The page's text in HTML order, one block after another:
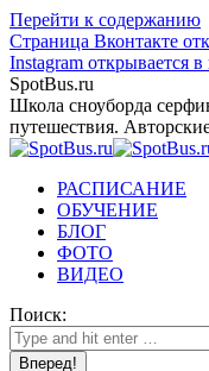
Перейти к содержанию
Страница Вконтакте
Instagram открывается
SpotBus.ru
Школа сноуборда
путешествия.
РАСПИСАНИЕ
ОБУЧЕНИЕ
БЛОГ
ФОТО
ВИДЕО
Поиск: